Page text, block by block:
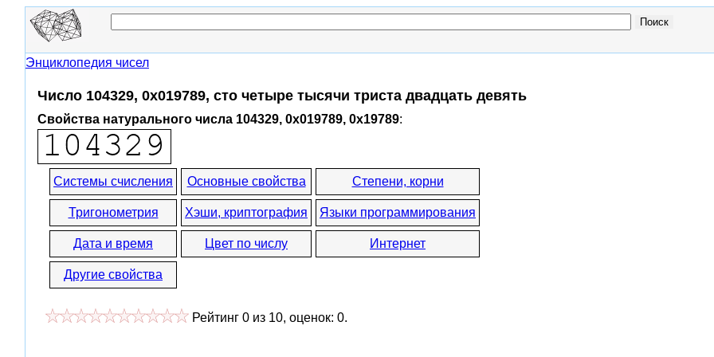
Энциклопедия чисел
Число 104329, 0x019789, сто четыре тысячи триста двадцать девять
Свойства натурального числа 104329, 0x019789, 0x19789:
Системы счисления Основные свойства Степени, корни
Тригонометрия Хэши, криптография Языки программирования
Дата и время Цвет по числу Интернет
Другие свойства
Рейтинг 0 из 10, оценок: 0.